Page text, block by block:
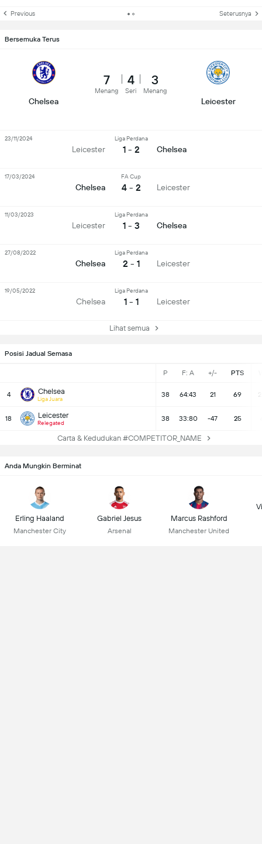
Posisi Jadual Semasa
P F: A +/- PTS
4 Chelsea
Liga Juara
38 64:43 21 69
18 Leicester
Relegated
38 33:80 -47 25
Carta & Kedudukan #COMPETITOR_NAME
Previous Seterusnya
Bersemuka Terus
Chelsea
7
Menang
4
Seri
3
Menang
Leicester
Leicester
Liga Perdana
1 - 2 Chelsea
23/11/2024
Chelsea
FA Cup
4 - 2 Leicester
17/03/2024
Leicester
Liga Perdana
1 - 3 Chelsea
11/03/2023
Chelsea
Liga Perdana
2 - 1 Leicester
27/08/2022
Chelsea
Liga Perdana
1 - 1 Leicester
19/05/2022
Lihat semua
Anda Mungkin Berminat
Erling Haaland
Manchester City
Gabriel Jesus
Arsenal
Marcus Rashford
Manchester United